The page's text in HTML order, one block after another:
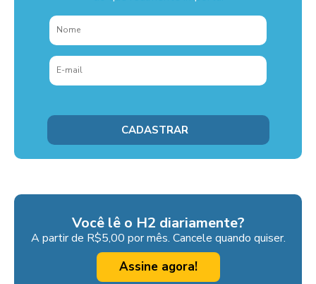
Você lê o H2 diariamente?
A partir de R$5,00 por mês. Cancele quando quiser.
Assine agora!